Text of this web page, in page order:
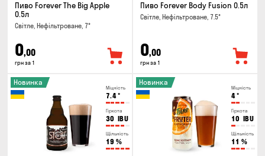
Пиво Forever The Big Apple
0.5л
Світле, Нефільтроване, 7°
0,00
грн за 1
Пиво Forever Body Fusion 0.5л
Світле, Нефільтроване, 7.5°
0,00
грн за 1
Міцність
7.4°
Гіркота
30 IBU
Щільність
19 %
Новинка
Міцність
4°
Гіркота
10 IBU
Щільність
11 %
Новинка